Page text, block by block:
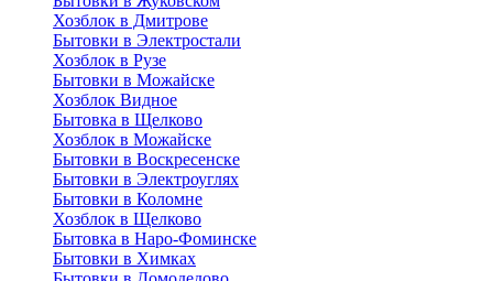
Хозблок в Дмитрове
Бытовки в Электростали
Хозблок в Рузе
Бытовки в Можайске
Хозблок Видное
Бытовкa в Щелково
Хозблок в Можайске
Бытовки в Воскресенске
Бытовки в Электроуглях
Бытовки в Коломне
Хозблок в Щелково
Бытовка в Наро-Фоминске
Бытовки в Химках